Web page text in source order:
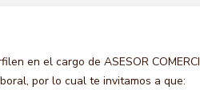
en el cargo de ASESOR
por lo cual te invitamos a que: